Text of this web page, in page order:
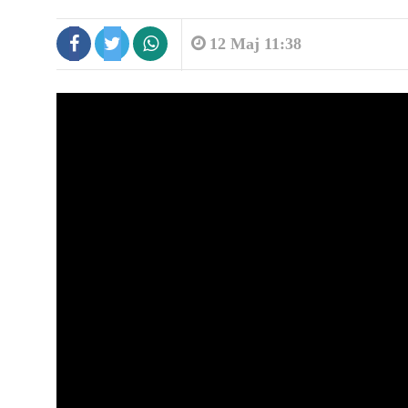
12 Maj 11:38